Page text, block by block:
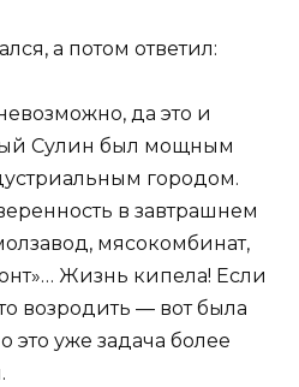
а потом ответил:
да это и
Сулин был мощным
городом.
в завтрашнем
мясокомбинат,
Жизнь кипела! Если
возродить — вот была
это уже задача более